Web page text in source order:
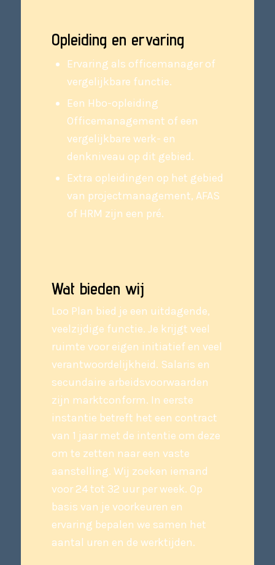
Opleiding en ervaring
Ervaring als officemanager of
vergelijkbare functie.
Een Hbo-opleiding
Officemanagement of een
vergelijkbare werk- en
denkniveau op dit gebied.
Extra opleidingen op het gebied
van projectmanagement, AFAS
of HRM zijn een pré.
Wat bieden wij
Loo Plan bied je een uitdagende,
veelzijdige functie. Je krijgt veel
ruimte voor eigen initiatief en veel
verantwoordelijkheid. Salaris en
secundaire arbeidsvoorwaarden
zijn marktconform. In eerste
instantie betreft het een contract
van 1 jaar met de intentie om deze
om te zetten naar een vaste
aanstelling. Wij zoeken iemand
voor 24 tot 32 uur per week. Op
basis van je voorkeuren en
ervaring bepalen we samen het
aantal uren en de werktijden.